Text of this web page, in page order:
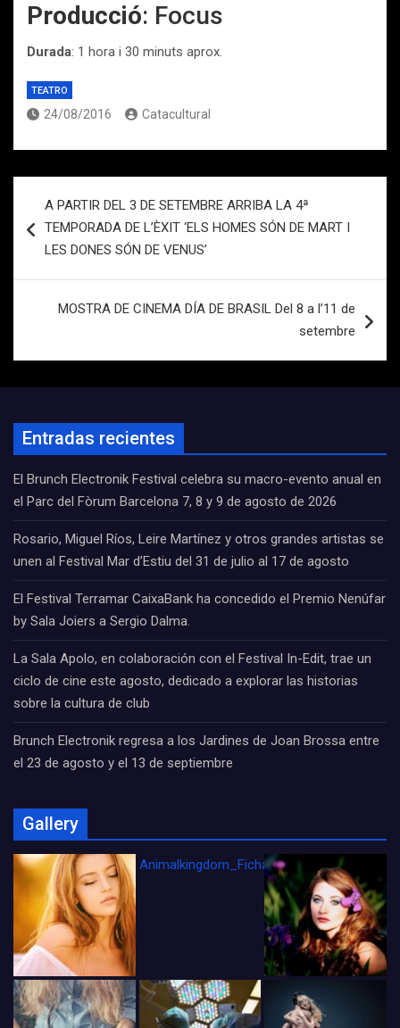
Producció: Focus
Durada: 1 hora i 30 minuts aprox.
TEATRO
24/08/2016 Catacultural
de
entradas
A PARTIR DEL 3 DE SETEMBRE ARRIBA LA 4ª
TEMPORADA DE L’ÈXIT ‘ELS HOMES SÓN DE MART I
LES DONES SÓN DE VENUS’
MOSTRA DE CINEMA DÍA DE BRASIL Del 8 a l’11 de
setembre
Entradas recientes
El Brunch Electronik Festival celebra su macro-evento anual en
el Parc del Fòrum Barcelona 7, 8 y 9 de agosto de 2026
Rosario, Miguel Ríos, Leire Martínez y otros grandes artistas se
unen al Festival Mar d’Estiu del 31 de julio al 17 de agosto
El Festival Terramar CaixaBank ha concedido el Premio Nenúfar
by Sala Joiers a Sergio Dalma.
La Sala Apolo, en colaboración con el Festival In-Edit, trae un
ciclo de cine este agosto, dedicado a explorar las historias
sobre la cultura de club
Brunch Electronik regresa a los Jardines de Joan Brossa entre
el 23 de agosto y el 13 de septiembre
Gallery
Animalkingdom_FichaCine